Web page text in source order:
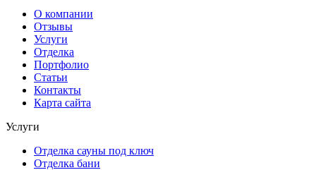
О компании
Отзывы
Услуги
Отделка
Портфолио
Статьи
Контакты
Карта сайта
Услуги
Отделка сауны под ключ
Отделка бани